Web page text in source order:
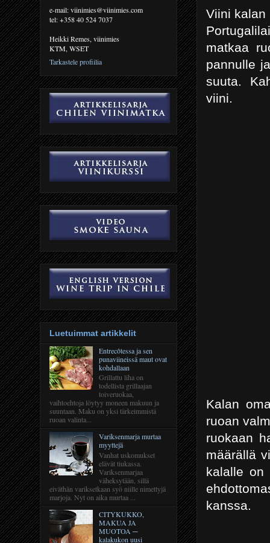
Viini kalan
matkaa
pannulle
suuta.
viini.
Kalan
ruoan
ruokaan
määrällä
kalalle on
kanssa.
e-mail: viinimies@viinimies.com
tel: +358 40 524 7037
Heikki Remes, viinimies
KTM, WSET
Tarkastele profiilia
Luetuimmat artikkelit
Entrecôtessa ja sen
punaviineissä maut ovat
kohdallaan
Grillattu liha on
todellista grillaajan
toiveruokaa,
vaihtoehtoja löytyy moneen makuun ja
suuntaan. Maku on yksi tärkeimmistä
ruoan valinta...
Variksenmarja murtaa
myyttejä
Vanhat uskomukset
elävät tiukassa.
Variksenmarjaa
väheksytään, sillä
eiväthän variksetkaan syö niille nimettyjä
marjoja. Nyt on aika murtaa ...
CITYKUKKO,
MAKUA JA
MUOTOA ─
kalakukon uusi